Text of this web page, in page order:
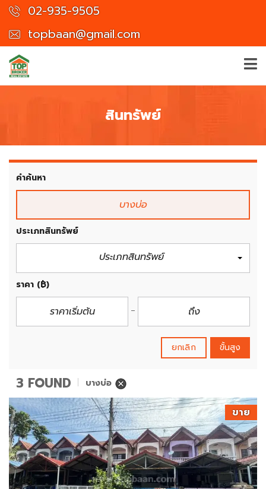
02-935-9505
topbaan@gmail.com
สินทรัพย์
คำค้นหา
ประเภทสินทรัพย์
ประเภทสินทรัพย์
ราคา (฿)
ยกเลิก ขั้นสูง
3 FOUND บางบ่อ
ขาย